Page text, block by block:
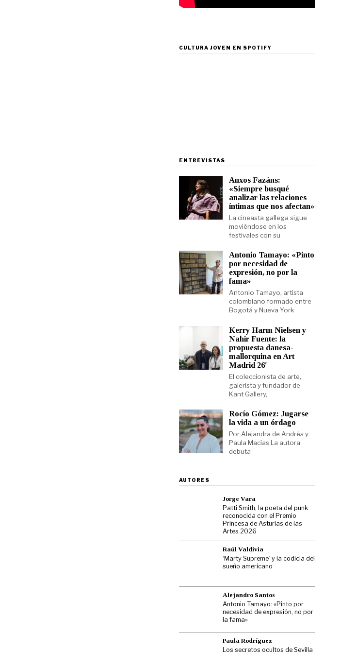
CULTURA JOVEN EN SPOTIFY
ENTREVISTAS
Anxos Fazáns:
«Siempre busqué
analizar las relaciones
íntimas que nos afectan»
La cineasta gallega sigue
moviéndose en los
festivales con su
Antonio Tamayo: «Pinto
por necesidad de
expresión, no por la
fama»
Antonio Tamayo, artista
colombiano formado entre
Bogotá y Nueva York
Kerry Harm Nielsen y
Nahir Fuente: la
propuesta danesa-
mallorquina en Art
Madrid 26′
El coleccionista de arte,
galerista y fundador de
Kant Gallery,
Rocío Gómez: Jugarse
la vida a un órdago
Por Alejandra de Andrés y
Paula Macías La autora
debuta
AUTORES
Jorge Vara
Patti Smith, la poeta del punk
reconocida con el Premio
Princesa de Asturias de las
Artes 2026
Raúl Valdivia
‘Marty Supreme’ y la codicia del
sueño americano
Alejandro Santos
Antonio Tamayo: «Pinto por
necesidad de expresión, no por
la fama»
Paula Rodríguez
Los secretos ocultos de Sevilla